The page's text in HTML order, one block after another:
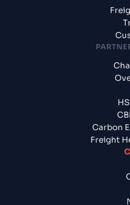
Carbon
Freight